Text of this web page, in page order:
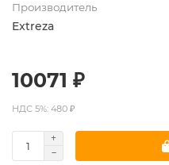
Производитель
Extreza
10071 ₽
НДС 5%: 480 ₽